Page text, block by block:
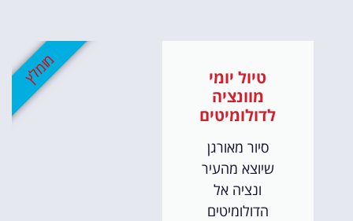
טיול יומי
מוונציה
לדולומיטים
סיור מאורגן
שיוצא מהעיר
ונציה אל
הדולומיטים
מומלץ